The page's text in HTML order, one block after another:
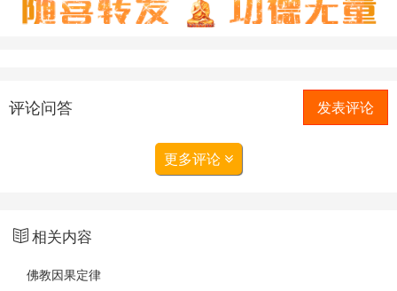
评论问答 发表评论
更多评论
相关内容
佛教因果定律